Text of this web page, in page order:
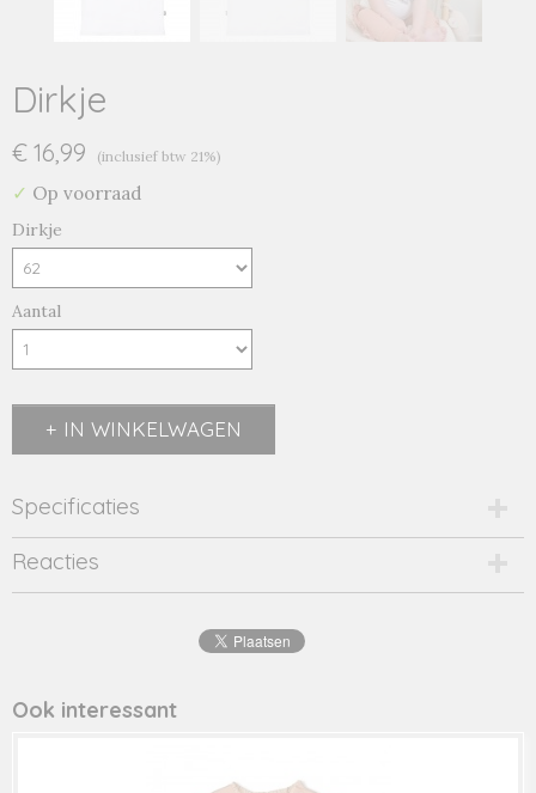
Dirkje
€ 16,99 (inclusief btw 21%)
✓ Op voorraad
Dirkje
Aantal
IN WINKELWAGEN
Specificaties
Productcode
2595-14880
Productcode leverancier
Reacties
Ook interessant